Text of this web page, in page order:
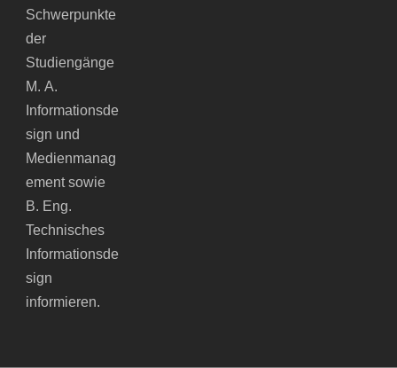
Schwerpunkte
der
Studiengänge
M. A.
Informationsde
sign und
Medienmanag
ement sowie
B. Eng.
Technisches
Informationsde
sign
informieren.